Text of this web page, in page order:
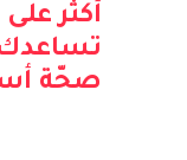
أكثر
صحّة